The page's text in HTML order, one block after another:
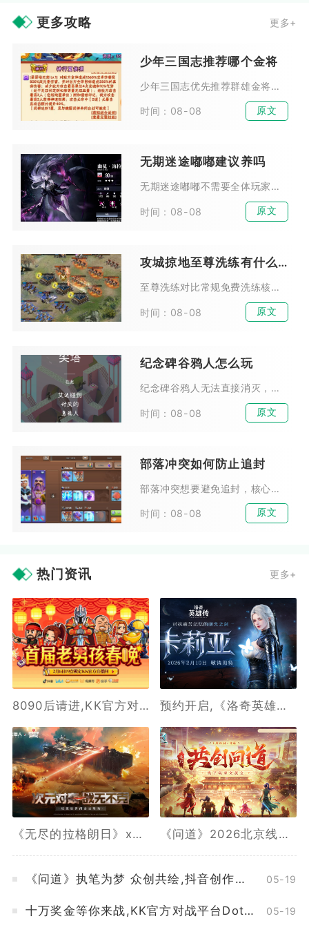
更多攻略 更多+
少年三国志推荐哪个金将
少年三国志优先推荐群雄金将吕布作为首个培养金将，兼顾推图、叛军BOSS、竞技场多种场景，适配微氪、零氪与中氪玩家，泛用性远超其余阵营金将。吕布拥有高额暴击加成与独特回怒机...
时间：08-08 原文
无期迷途嘟嘟建议养吗
无期迷途嘟嘟不需要全体玩家优先培养，拥有麦昆完整体系的玩家可以适度投入资源，普通新手、缺少召唤体系的玩家不建议耗费资源培养。嘟嘟属于体系限定型危级辅助，泛用性偏低，核心价...
时间：08-08 原文
攻城掠地至尊洗练有什么区别
至尊洗练对比常规免费洗练核心区别集中在资源消耗、属性升级概率、高阶装备适配、洗练点数收益四大维度，前者是突破装备满级瓶颈、打造真套装与极套装的核心手段，后者仅适合前期铺垫...
时间：08-08 原文
纪念碑谷鸦人怎么玩
纪念碑谷鸦人无法直接消灭，游玩核心思路分为两类，前期依靠时机预判与机关调整规避阻拦，中后期借助场景结构引导鸦人踩踏压力机关解锁通路。鸦人不会主动追击目标，只会持续在预设路...
时间：08-08 原文
部落冲突如何防止追封
部落冲突想要避免追封，核心在于彻底切断账号所有违规痕迹，同时用长期稳定的真人游戏行为消除风控标记，追封大多是官方后台批量复核历史行为、设备记录、IP关联信息触发，并非仅观...
时间：08-08 原文
热门资讯 更多+
8090后请进,KK官方对战平台邀请全国2.3亿老男孩一起看春晚 预约开启,《洛奇英雄传》新角色卡莉亚2月10日正式登场
《无尽的拉格朗日》x《坦克世界闪击战》联动全开,3款舰船礼装免费送 《问道》2026北京线下玩家交流会报名最后一天
《问道》执笔为梦 众创共绘,抖音创作活动开启 05-19
十万奖金等你来战,KK官方对战平台DotA 2026春季联赛开启 05-19